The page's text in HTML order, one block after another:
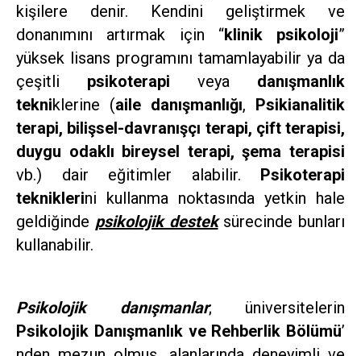
kişilere denir. Kendini geliştirmek ve
donanımını artırmak için “klinik psikoloji”
yüksek lisans programını tamamlayabilir ya da
çeşitli psikoterapi veya danışmanlık
tekniklerine (aile danışmanlığı, Psikianalitik
terapi, bilişsel-davranışçı terapi, çift terapisi,
duygu odaklı bireysel terapi, şema terapisi
vb.) dair eğitimler alabilir. Psikoterapi
tekniklerini kullanma noktasında yetkin hale
geldiğinde psikolojik desteksürecinde bunları
kullanabilir.
Psikolojik danışmanlar; üniversitelerin
Psikolojik Danışmanlık ve Rehberlik Bölümü’